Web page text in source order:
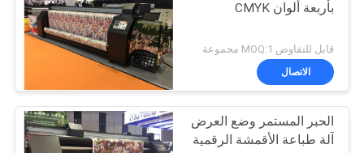
بأربعة ألوان CMYK
قابل للتفاوض MOQ:1 مجموعة
الاتصال
الحبر المستمر وضع العرض
آلة طباعة الأقمشة الرقمية